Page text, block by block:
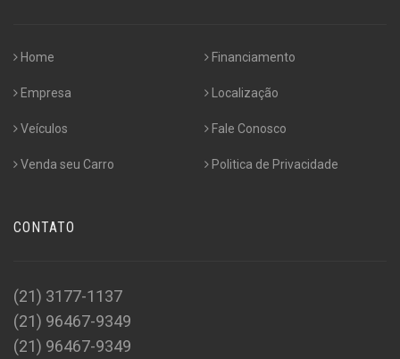
Home
Empresa
Veículos
Venda seu Carro
Financiamento
Localização
Fale Conosco
Politica de Privacidade
CONTATO
(21) 3177-1137
(21) 96467-9349
(21) 96467-9349